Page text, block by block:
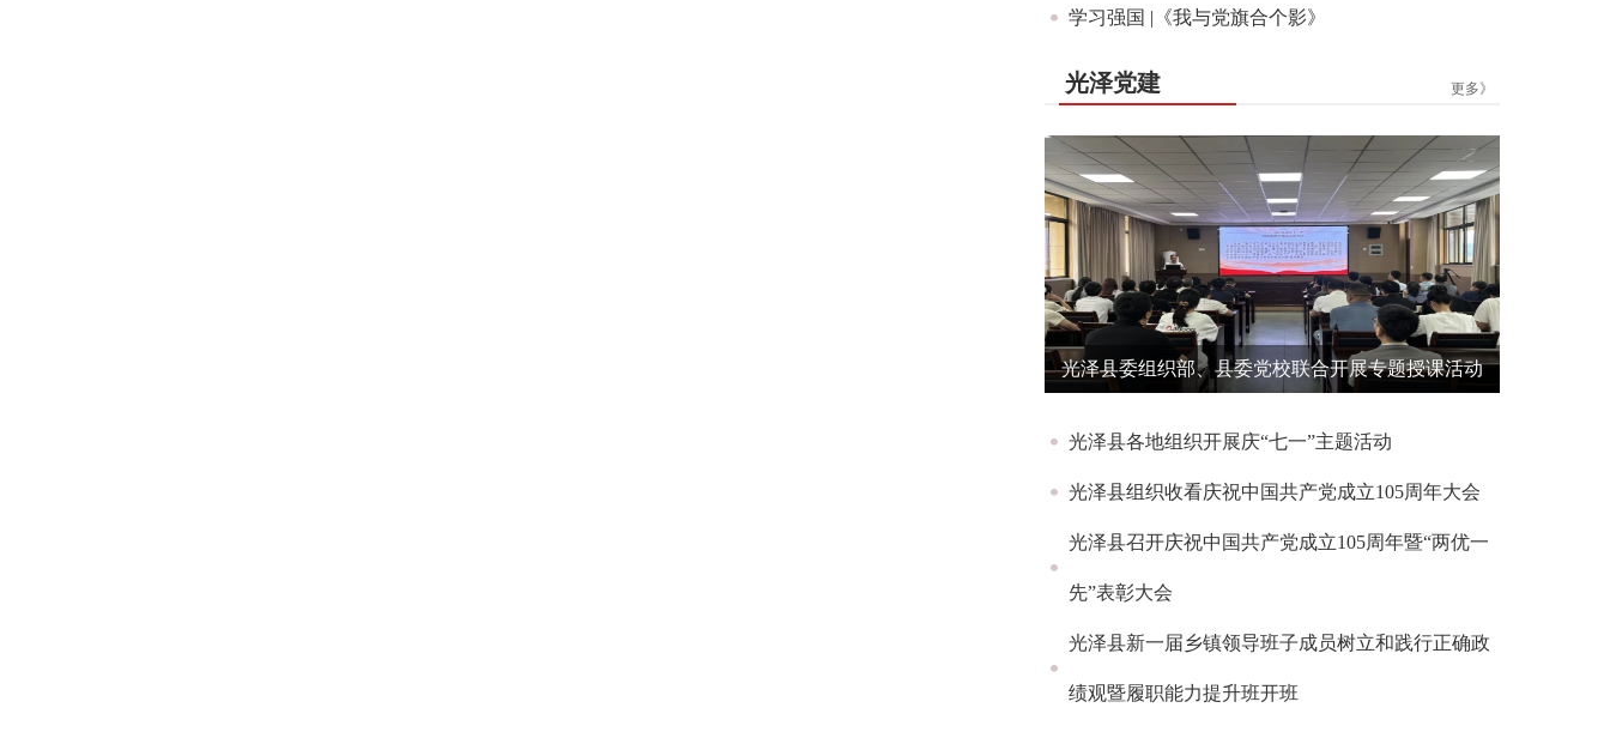
学习强国 |《我与党旗合个影》
更多》
光泽党建
光泽县委组织部、县委党校联合开展专题授课活动
光泽县各地组织开展庆“七一”主题活动
光泽县组织收看庆祝中国共产党成立105周年大会
光泽县召开庆祝中国共产党成立105周年暨“两优一
先”表彰大会
光泽县新一届乡镇领导班子成员树立和践行正确政
绩观暨履职能力提升班开班